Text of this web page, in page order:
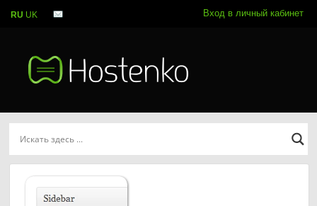
Вход в личный кабинет
RU UK